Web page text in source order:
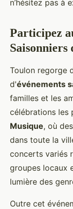
n’hésitez pas à
Participez
Saisonniers
Toulon regorge
d'événements
familles et les
célébrations les
Musique, où
dans toute la
concerts variés
groupes locaux
lumière des
Outre cet